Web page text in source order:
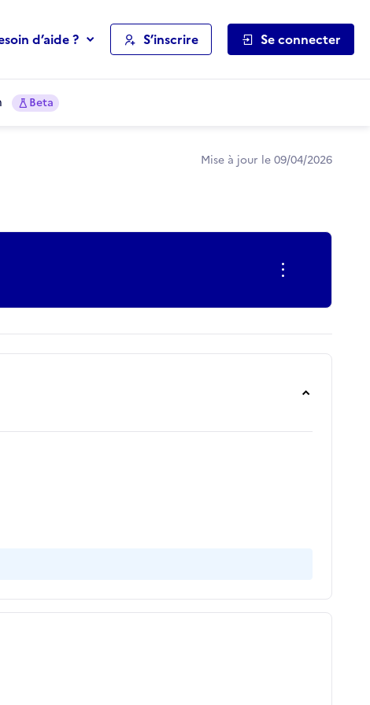
d’aide ? S’inscrire Se connecter
Beta
Mise à jour le 09/04/2026